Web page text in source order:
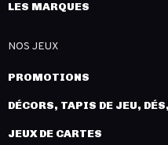
LES MARQUES
NOS JEUX
PROMOTIONS
DÉCORS, TAPIS DE JEU,
JEUX DE CARTES